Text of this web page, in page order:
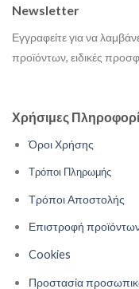
Χρήσιμες
Όροι Χρήσης
Τρόποι Πληρωμής
Τρόποι Αποστολής
Επιστροφή
Cookies
Προστασία
Newsletter
Εγγραφείτε για να
προϊόντων, ειδικές